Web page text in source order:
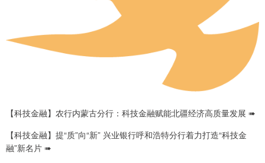
【科技金融】农行内蒙古分行：科技金融赋能北疆经济高质量发展 ➠
【科技金融】提“质”向“新” 兴业银行呼和浩特分行着力打造“科技金
融”新名片 ➠